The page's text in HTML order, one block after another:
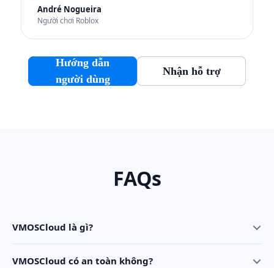
André Nogueira
Người chơi Roblox
Hướng dẫn
người dùng
Nhận hỗ trợ
FAQs
VMOSCloud là gì?
VMOSCloud có an toàn không?